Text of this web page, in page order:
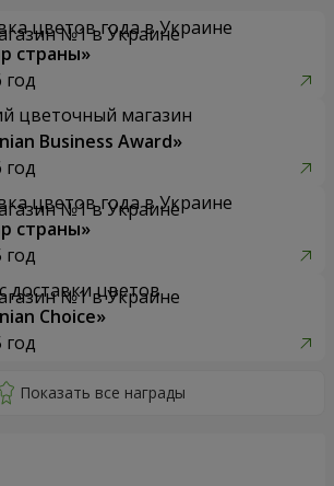
цветов года в Украине
страны»
год
цветочный магазин
Business Award»
год
цветов года в Украине
страны»
год
доставки цветов
Choice»
год